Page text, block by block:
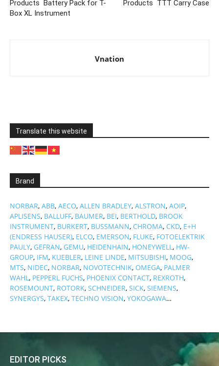
Products Battery Pack for T-
Box XL Instrument
Products TTT Carry Case
Vnation
Translate this website
Brand
NORBAR, ABB, AECO, ALLEN BRADLEY, ALSTRON, AOIP,
APLISENS, BALLUFF, BAUMER, BEI, BERTHOLD, BROOK
INSTRUMENT, BURKERT, BUSSMANN, CHROMA, CKD, E+H
(ENDRESS HAUSER), ELCO, EMERSON, FLUKE, FOTOELEKTRIK
PAULY, GEFRAN, GEMU, HEIDENHAIN, HONEYWELL, HW-
GROUP, IFM, KUEBLER, LEINE LINDE, MITSUBISHI, MOOG,
MTS, NIDEC, NORBAR, NOVOTECHNIK, OMEGA, PALMER
WAHL, PEPPERL FUCHS, PHOENIX CONTACT, REXROTH,
ROSEMOUNT, ROTORK, SCHNEIDER, SICK, SIEMENS,
SYNERGYS, TAKEX, TECHNO VISION, YOKOGAWA…
EDITOR PICKS